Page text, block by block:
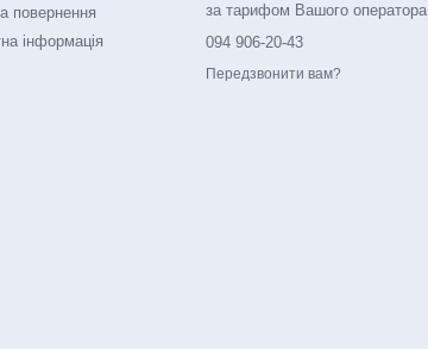
повернення
інформація
за тарифом Вашого оператора
094 906-20-43
Передзвонити вам?